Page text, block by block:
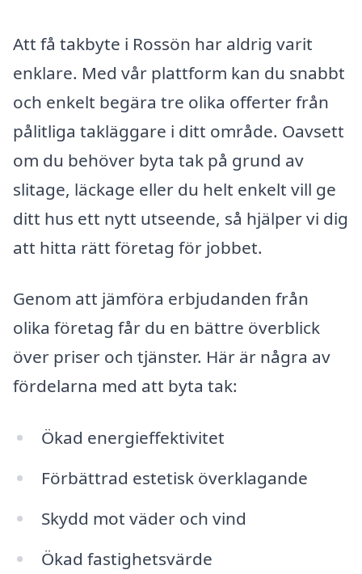
Att få takbyte i Rossön har aldrig varit
enklare. Med vår plattform kan du snabbt
och enkelt begära tre olika offerter från
pålitliga takläggare i ditt område. Oavsett
om du behöver byta tak på grund av
slitage, läckage eller du helt enkelt vill ge
ditt hus ett nytt utseende, så hjälper vi dig
att hitta rätt företag för jobbet.
Genom att jämföra erbjudanden från
olika företag får du en bättre överblick
över priser och tjänster. Här är några av
fördelarna med att byta tak:
Ökad energieffektivitet
Förbättrad estetisk överklagande
Skydd mot väder och vind
Ökad fastighetsvärde